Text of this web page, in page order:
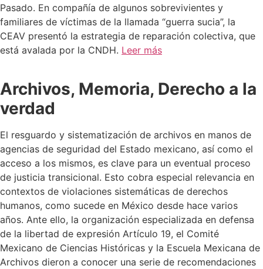
Pasado. En compañía de algunos sobrevivientes y
familiares de víctimas de la llamada “guerra sucia”, la
CEAV presentó la estrategia de reparación colectiva, que
está avalada por la CNDH. Leer más
Archivos, Memoria, Derecho a la
verdad
El resguardo y sistematización de archivos en manos de
agencias de seguridad del Estado mexicano, así como el
acceso a los mismos, es clave para un eventual proceso
de justicia transicional. Esto cobra especial relevancia en
contextos de violaciones sistemáticas de derechos
humanos, como sucede en México desde hace varios
años. Ante ello, la organización especializada en defensa
de la libertad de expresión Artículo 19, el Comité
Mexicano de Ciencias Históricas y la Escuela Mexicana de
Archivos dieron a conocer una serie de recomendaciones